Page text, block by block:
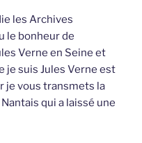
les Archives
le bonheur de
Verne en Seine et
je suis Jules Verne est
je vous transmets la
qui a laissé une